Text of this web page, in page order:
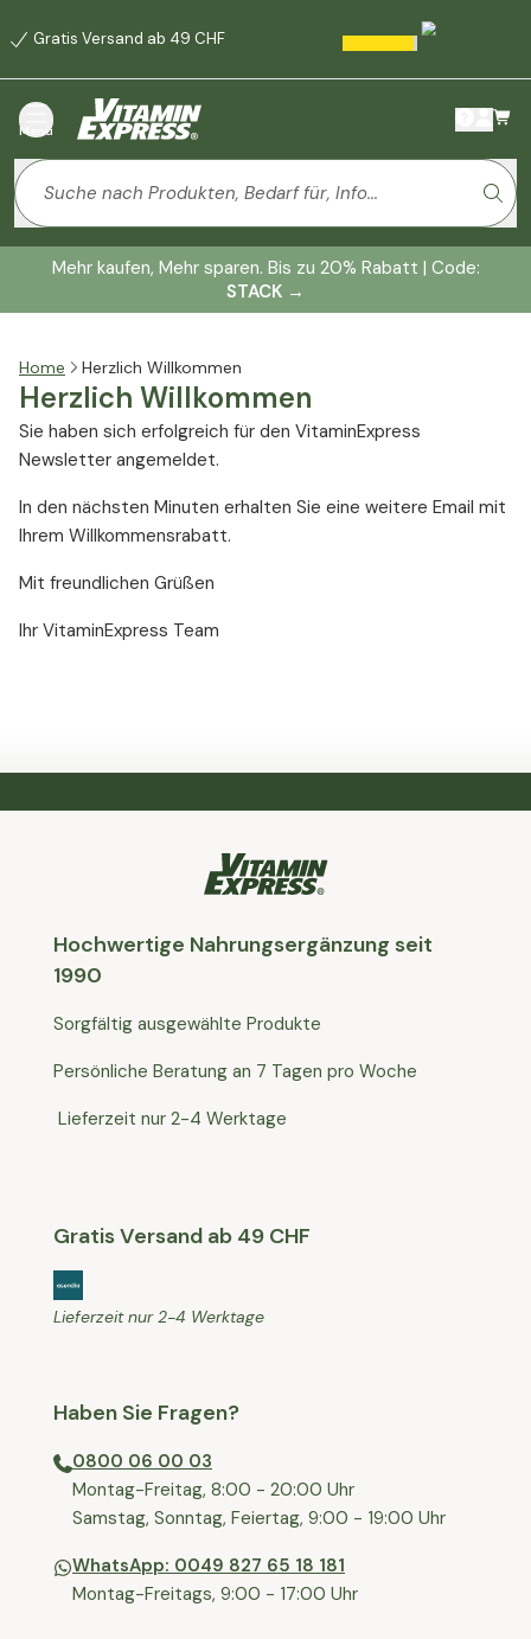
Gratis Versand ab 49 CHF
Menü
Mehr kaufen, Mehr sparen. Bis zu 20% Rabatt | Code:
STACK →
Home Herzlich Willkommen
Herzlich Willkommen
Sie haben sich erfolgreich für den VitaminExpress
Newsletter angemeldet.
In den nächsten Minuten erhalten Sie eine weitere Email mit
Ihrem Willkommensrabatt.
Mit freundlichen Grüßen
Ihr VitaminExpress Team
Hochwertige Nahrungsergänzung seit
1990
Sorgfältig ausgewählte Produkte
Persönliche Beratung an 7 Tagen pro Woche
Lieferzeit nur 2-4 Werktage
Gratis Versand ab 49 CHF
Lieferzeit nur 2-4 Werktage
Haben Sie Fragen?
0800 06 00 03
⁠Montag-Freitag, 8:00 - 20:00 Uhr
⁠Samstag, Sonntag, Feiertag, 9:00 - 19:00 Uhr
WhatsApp: 0049 827 65 18 181
Montag-Freitags, 9:00 - 17:00 Uhr